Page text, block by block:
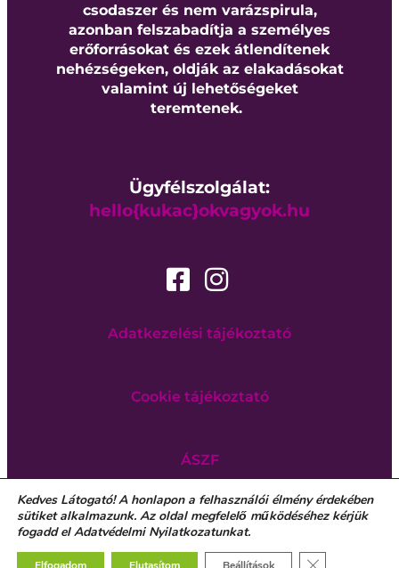
csodaszer és nem varázspirula,
azonban felszabadítja a személyes
erőforrásokat és ezek átlendítenek
nehézségeken, oldják az elakadásokat
valamint új lehetőségeket
teremtenek.
Ügyfélszolgálat:
hello{kukac}okvagyok.hu
Adatkezelési tájékoztató
Cookie tájékoztató
ÁSZF
Copyright ©
Okvagyok.huMinden Jog
Kedves Látogató! A honlapon a felhasználói élmény érdekében
sütiket alkalmazunk. Az oldal megfelelő működéséhez kérjük
fogadd el Adatvédelmi Nyilatkozatunkat.
Close GDPR